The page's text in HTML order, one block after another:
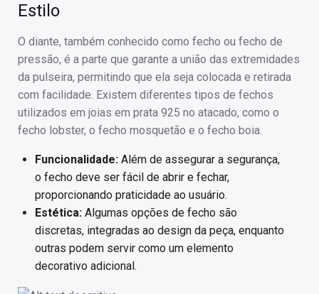
Estilo
O diante, também conhecido como fecho ou fecho de
pressão, é a parte que garante a união das extremidades
da pulseira, permitindo que ela seja colocada e retirada
com facilidade. Existem diferentes tipos de fechos
utilizados em joias em prata 925 no atacado, como o
fecho lobster, o fecho mosquetão e o fecho boia.
Funcionalidade: Além de assegurar a segurança,
o fecho deve ser fácil de abrir e fechar,
proporcionando praticidade ao usuário.
Estética: Algumas opções de fecho são
discretas, integradas ao design da peça, enquanto
outras podem servir como um elemento
decorativo adicional.